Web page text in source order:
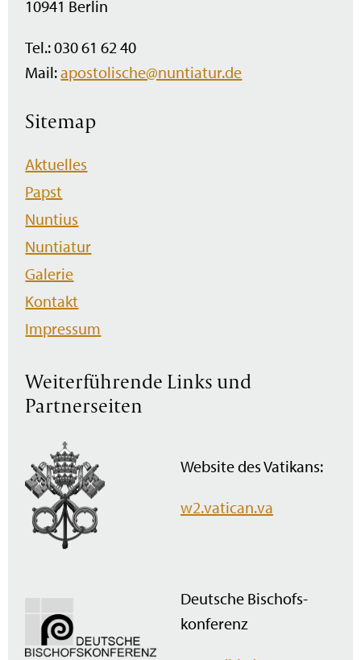
10941 Berlin
Tel.: 030 61 62 40
Mail:apostolische@nuntiatur.de
Sitemap
Navigation
überspringen
Aktuelles
Papst
Nuntius
Nuntiatur
Galerie
Kontakt
Impressum
Weiterführende Links und
Partnerseiten
Website des Vatikans:
w2.vatican.va
Deutsche Bischofs­
konferenz